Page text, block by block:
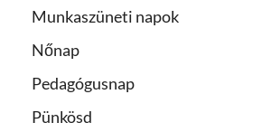
Munkaszüneti napok
Nőnap
Pedagógusnap
Pünkösd